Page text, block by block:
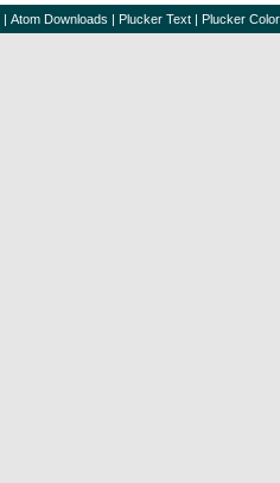
| Atom Downloads | Plucker Text | Plucker Color